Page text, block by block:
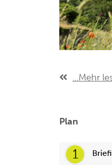
...Mehr
Plan
1